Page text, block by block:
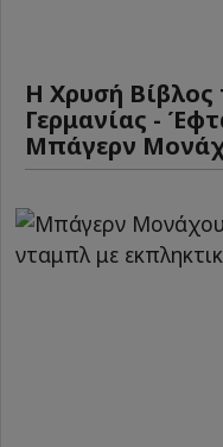
Η Χρυσή
Γερμανίας -
Μπάγερν